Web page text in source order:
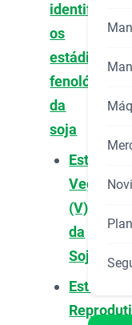
identificar
os
estádios
fenológicos
da
soja
Estádios
(V)
da
Soja
Estádios